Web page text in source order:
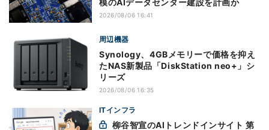
模のAIデータセンター建設を計画か
2026/08/06 16:41
周辺機器
Synology、4GBメモリーで価格を抑え
たNAS新製品「DiskStation neo+」シ
リーズ
2026/08/06 16:35
ITインフラ